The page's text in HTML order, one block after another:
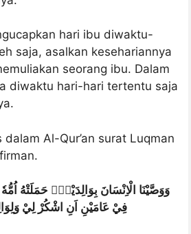
hari ibu diwaktu-
saja, asalkan kesehariannya
seorang ibu. Dalam
diwaktu hari-hari tertentu saja
Al-Qur’an surat Luqman
وَوَصَّيْنَا الْاِنْسَانَ بِوَالِدَيْهِۚ حَمَلَتْهُ
فِيْ عَامَيْنِ اَنِ اشْكُرْ لِيْ